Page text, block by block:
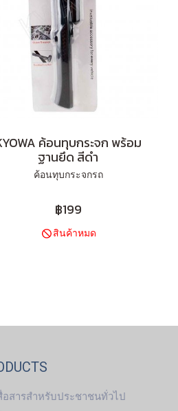
ค้อนทุบกระจก พร้อม
ฐานยึด สีดำ
ค้อนทุบกระจกรถ
฿199
สินค้าหมด
อสารสำหรับประชาชนทั่วไป